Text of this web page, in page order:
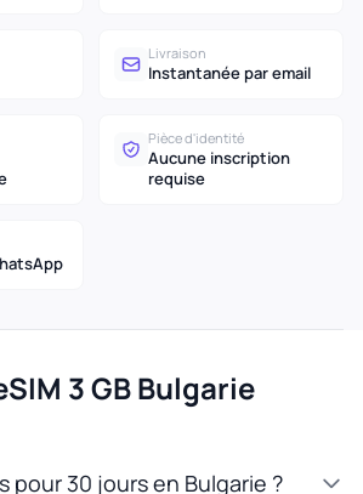
Livraison
Instantanée par email
Pièce d'identité
Aucune inscription
requise
3 GB Bulgarie
pour 30 jours en Bulgarie ?